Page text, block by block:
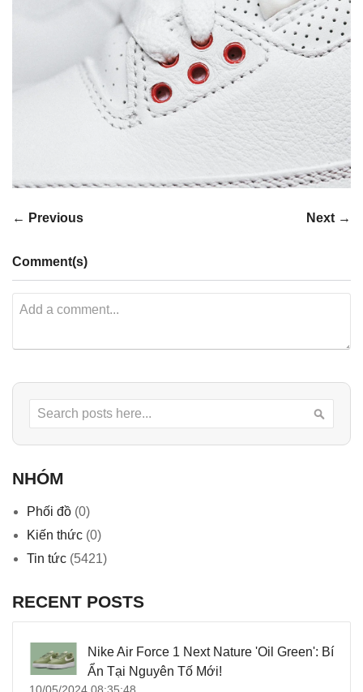
← Previous Next →
Comment(s)
Search
NHÓM
Phối đồ (0)
Kiến thức (0)
Tin tức (5421)
RECENT POSTS
Nike Air Force 1 Next Nature 'Oil Green': Bí
Ẩn Tại Nguyên Tố Mới!
10/05/2024 08:35:48